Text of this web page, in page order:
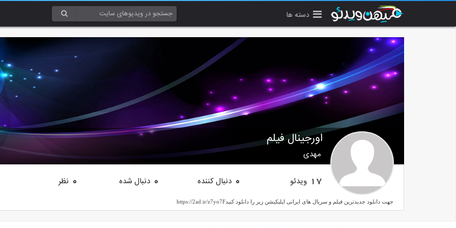
دسته ها
اورجینال فیلم
مهدی
17 ویدئو 0 دنبال کننده 0 دنبال شده 0 نظر
جهت دانلود جدیدترین فیلم و سریال های ایرانی اپلیکیشن زیر را دانلود کنیدhttps://2ad.ir/z7yo7F